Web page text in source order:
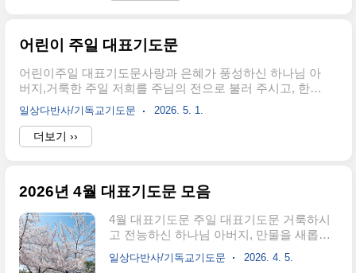
해와 정한 때에 내리는 비를 통하여, 저희의
지난 한 주간에도 보이는 위험과 보이지 않
는 위험에서 지켜 주시고, 지친 몸과 흔들리
는 마음을 붙들어 주셨으니 모든 감사와 찬
더..
어린이 주일 대표기도문
어린이주일 대표기도문사랑과 은혜가 풍성하신 하나님 아
버지,거룩한 주일 저희를 주님의 전으로 불러 주시고, 한마
음으로 예배드리게 하시니 감사드립니다. 온 세상에 생명
을 주시고, 어린아이들의 웃음과 자라남을 통하여 하나님
의 창조의 아름다움을 보게 하시는 주님을 찬양합니다. 오
늘 어린이주일을 맞아 우리에게 맡기신 다음세대를 기억
자의 것이니라” 말씀하셨습니다. 우리 교회가 어린 생명들
하나님 나라의 귀한 백성으로 존중하게 하옵소서. 아이들
의 작은 찬양과 서툰 기도도 기쁘게 받으시는 주님을 믿습
니다.하나님, 저희의 부족함을 회개합니다. 자녀와 다음..
일상다반사/기독교기도문 2026. 5. 1.
더보기 ››
2026년 4월 대표기도문 모음
4월 대표기도문 주일 대표기도문 거룩하시
고 전능하신 하나님 아버지, 만물을 새롭게
하시는 창조의 주님을 찬양합니다. 긴 겨울
을 지나 따뜻한 봄의 기운이 온 땅을 덮고,
일상다반사/기독교기도문 2026. 4. 5.